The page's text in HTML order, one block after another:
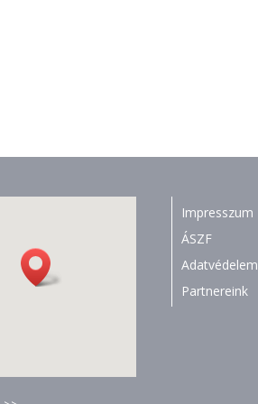
Impresszum
ÁSZF
Adatvédelem
Partnereink